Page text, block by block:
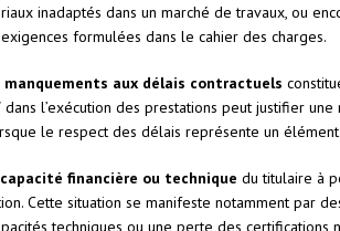
inadaptés dans un marché de travaux, ou
formulées dans le cahier des charges.
manquements aux délais contractuels
dans l’exécution des prestations peut justifier
le respect des délais représente un
financière ou technique du titulaire à
Cette situation se manifeste notamment par
techniques ou une perte des certifications